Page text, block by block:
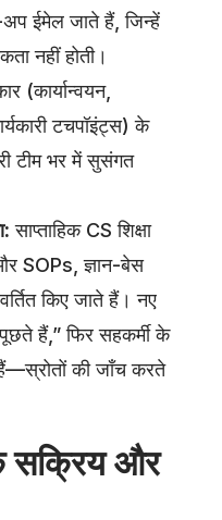
ईमेल जाते हैं, जिन्हें
नहीं होती।
(कार्यान्वयन,
टचपॉइंट्स) के
टीम भर में सुसंगत
साप्ताहिक CS शिक्षा
SOPs, ज्ञान-बेस
किए जाते हैं। नए
हैं,” फिर सहकर्मी के
की जाँच करते
सक्रिय और